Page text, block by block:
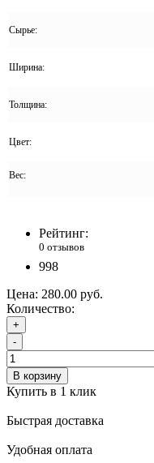
Сырье:
Ширина:
Толщина:
Цвет:
Вес:
Рейтинг:
0 отзывов
998
Цена: 280.00 руб.
Количество:
+
-
В корзину
Купить в 1 клик
Быстрая доставка
Удобная оплата